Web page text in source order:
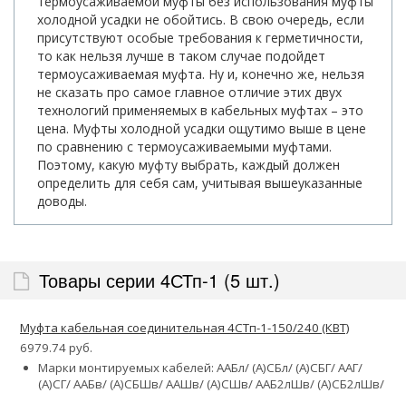
холодной усадки не обойтись. В свою очередь, если
присутствуют особые требования к герметичности,
то как нельзя лучше в таком случае подойдет
термоусаживаемая муфта. Ну и, конечно же, нельзя
не сказать про самое главное отличие этих двух
технологий применяемых в кабельных муфтах – это
цена. Муфты холодной усадки ощутимо выше в цене
по сравнению с термоусаживаемыми муфтами.
Поэтому, какую муфту выбрать, каждый должен
определить для себя сам, учитывая вышеуказанные
доводы.
Товары серии 4СТп-1 (5 шт.)
Муфта кабельная соединительная 4СТп-1-150/240 (КВТ)
6979.74 руб.
Марки монтируемых кабелей: ААБл/ (А)СБл/ (А)СБГ/ ААГ/
(А)СГ/ ААБв/ (А)СБШв/ ААШв/ (А)СШв/ ААБ2лШв/ (А)СБ2лШв/